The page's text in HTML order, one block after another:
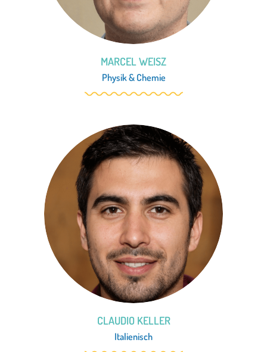
MARCEL WEISZ
Physik& Chemie
CLAUDIO KELLER
Italienisch